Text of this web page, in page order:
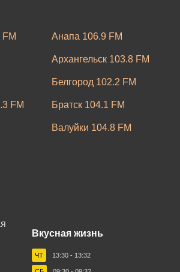
Анапа 106.9 FM
Архангельск 103.8 FM
Белгород 102.2 FM
FM Братск 104.1 FM
Валуйки 104.8 FM
FM
87.7 FM
Вкусная жизнь
ЧТ 13:30 - 13:32